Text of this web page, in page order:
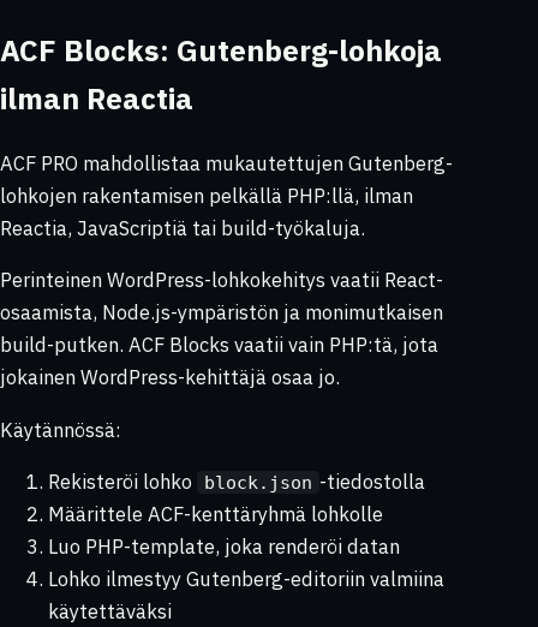
ACF Blocks: Gutenberg-lohkoja
ilman Reactia
ACF PRO mahdollistaa mukautettujen Gutenberg-
lohkojen rakentamisen pelkällä PHP:llä, ilman
Reactia, JavaScriptiä tai build-työkaluja.
Perinteinen WordPress-lohkokehitys vaatii React-
osaamista, Node.js-ympäristön ja monimutkaisen
build-putken. ACF Blocks vaatii vain PHP:tä, jota
jokainen WordPress-kehittäjä osaa jo.
Käytännössä:
Rekisteröi lohko
block.json -tiedostolla
Määrittele ACF-kenttäryhmä lohkolle
Luo PHP-template, joka renderöi datan
Lohko ilmestyy Gutenberg-editoriin valmiina
käytettäväksi